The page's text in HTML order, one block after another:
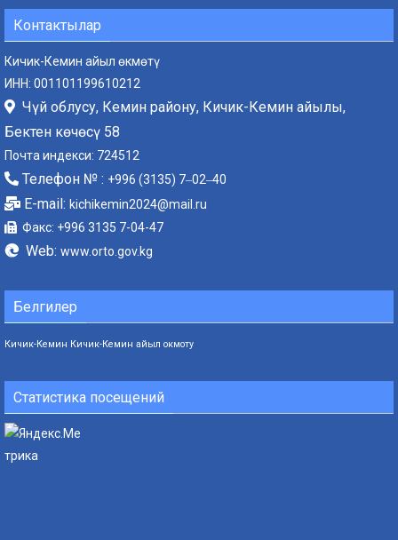
Контактылар
Кичик-Кемин айыл өкмөтү
ИНН: 001101199610212
Чүй облусу, Кемин району, Кичик-Кемин айылы,
Бектен көчөсү 58
Почта индекси: 724512
Телефон № : +996 (3135) 7‒02‒40
E-mail: kichikemin2024@mail.ru
Факс: +996 3135 7-04-47
Web: www.orto.gov.kg
Белгилер
Кичик-Кемин Кичик-Кемин айыл окмоту
Статистика посещений